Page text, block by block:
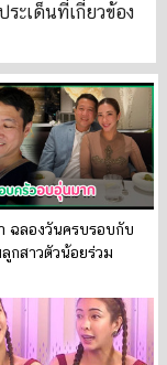
ะเด็นที่เกี่ยวข้อง
ฉลองวันครบรอบกับ
กสาวตัวน้อยร่วม